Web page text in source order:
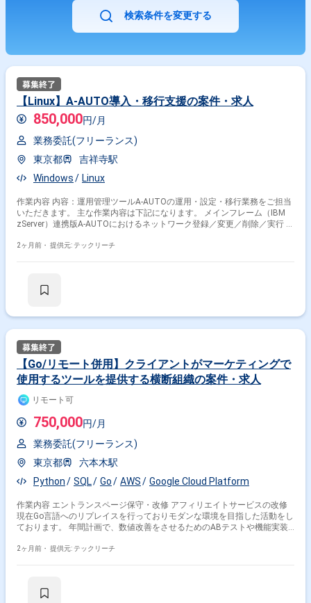
までお問合せ下さい。 ★期間：随時～
検索条件を変更する
【Linux】A-AUTO導入・移行支援の案件・求人
850,000円/月
業務委託(フリーランス)
東京都
吉祥寺駅
Windows
Linux
作業内容 内容：運用管理ツールA-AUTOの運用・設定・移行業務をご担当
いただきます。 主な作業内容は下記になります。 メインフレーム（IBM
zServer）連携版A-AUTOにおけるネットワーク登録／変更／削除／実行 ス
ーク登録／変更／削除／実行 オープン環境へのA-AUTO導入／定義設定／
合退場は対象外） ※20代〜30代が中心で活気ある雰囲気です。 ※成長意欲
ア実務経験3年以上必須 ＝＝＝＝＝ ★本案件の最新の状況は、担当者まで
お問合せ下さい。 ★期間：随時～
2ヶ月前・ 提供元: テックリーチ
【Go/リモート併用】クライアントがマーケティングで
使用するツールを提供する横断組織の案件・求人
リモート可
750,000円/月
業務委託(フリーランス)
東京都
六本木駅
Python
SQL Go AWS Google Cloud Platform
作業内容 エントランスページ保守・改修 アフィリエイトサービスの改修
現在Go言語へのリプレイスを行っておりモダンな環境を目指した活動をし
ております。 年間計画で、数値改善をさせるためのABテストや機能実装
ルトコンテンツ：有 開発環境 クラウドインフラ： AWS（Fargate, Athena,
Docker, Terraform, Slack, Confluence 開発マシン： Mac（M1） 一部古い
2ヶ月前・ 提供元: テックリーチ